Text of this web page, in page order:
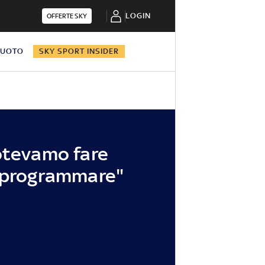
OFFERTE SKY LOGIN
SKY SPORT INSIDER
fare